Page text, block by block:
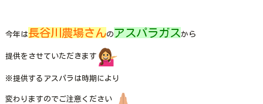
今年は長谷川農場さんのアスパラガスから
提供をさせていただきます
※提供するアスパラは時期により
変わりますのでご注意ください